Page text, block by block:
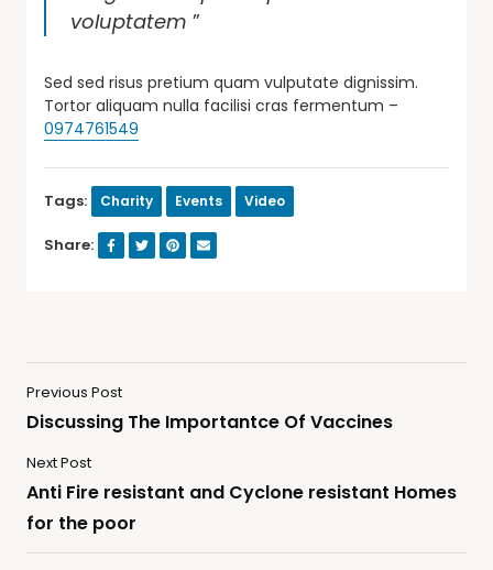
voluptatem ”
Sed sed risus pretium quam vulputate dignissim.
Tortor aliquam nulla facilisi cras fermentum –
0974761549
Tags: Charity Events Video
Share:
Previous Post
Discussing The Importantce Of Vaccines
Next Post
Anti Fire resistant and Cyclone resistant Homes
for the poor